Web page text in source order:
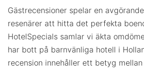
Gästrecensioner spelar en
resenärer att hitta det perfekta
HotelSpecials samlar vi äkta
har bott på barnvänliga hotell i
recension innehåller ett betyg mellan